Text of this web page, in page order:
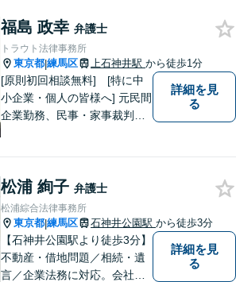
福島 政幸 弁護士
トラウト法律事務所
東京都|練馬区 上石神井駅 から徒歩1分
[原則初回相談無料] [特に中
小企業・個人の皆様へ] 元民間
企業勤務、民事・家事裁判官
として、オールラウンドに対
応します。
詳細を見
る
松浦 絢子 弁護士
松浦綜合法律事務所
東京都|練馬区 石神井公園駅 から徒歩3分
【石神井公園駅より徒歩3分】
不動産・借地問題／相続・遺
言／企業法務に対応。会社員
詳細を見
る